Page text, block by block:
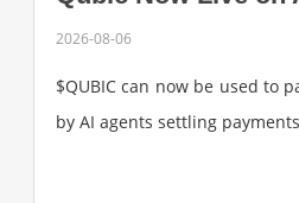
2026-08-06
$QUBIC can now be used to
by AI agents settling